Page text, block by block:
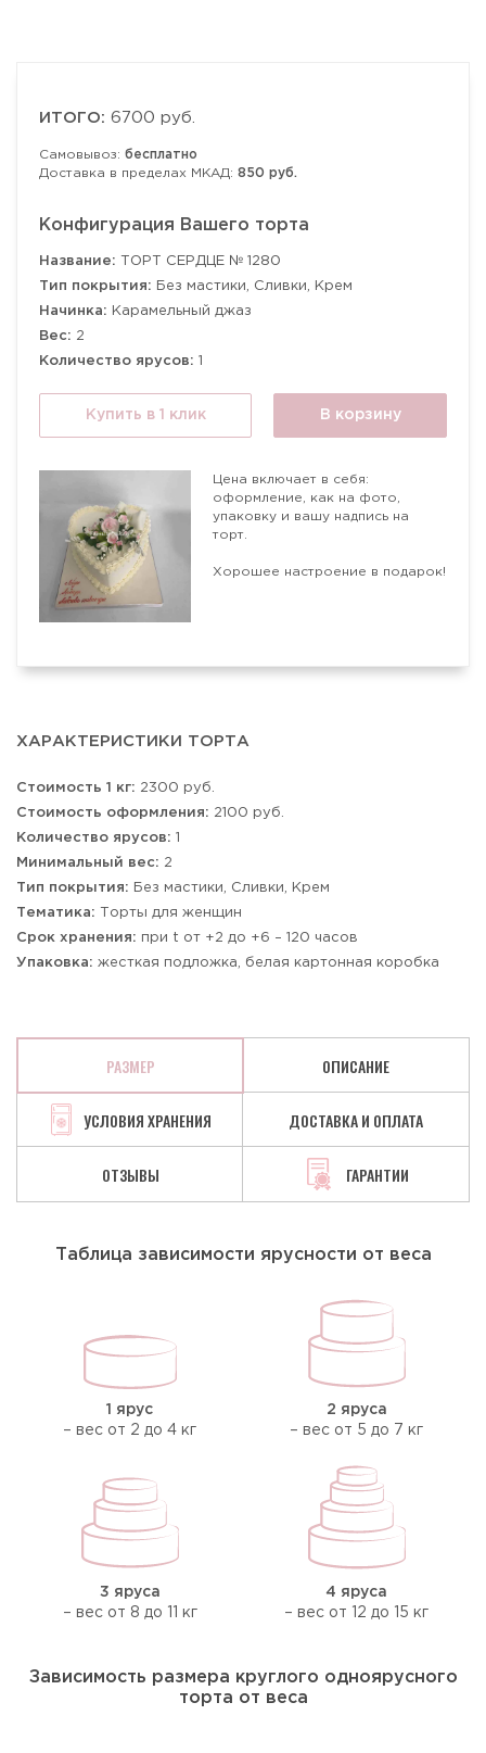
ИТОГО: 6700 руб.
Самовывоз: бесплатно
Доставка в пределах МКАД: 850 руб.
Конфигурация Вашего торта
Название: ТОРТ СЕРДЦЕ № 1280
Тип покрытия: Без мастики, Сливки, Крем
Начинка: Карамельный джаз
Вес: 2
Количество ярусов: 1
Купить в 1 клик В корзину
Цена включает в себя:
оформление, как на фото,
упаковку и вашу надпись на
торт.
Хорошее настроение в подарок!
ХАРАКТЕРИСТИКИ ТОРТА
Стоимость 1 кг: 2300 руб.
Стоимость оформления: 2100 руб.
Количество ярусов: 1
Минимальный вес: 2
Тип покрытия: Без мастики, Сливки, Крем
Тематика: Торты для женщин
Срок хранения: при t от +2 до +6 – 120 часов
Упаковка: жесткая подложка, белая картонная коробка
РАЗМЕР ОПИСАНИЕ
УСЛОВИЯ ХРАНЕНИЯ ДОСТАВКА И ОПЛАТА
ОТЗЫВЫ ГАРАНТИИ
Таблица зависимости ярусности от веса
1 ярус
– вес от 2 до 4 кг
2 яруса
– вес от 5 до 7 кг
3 яруса
– вес от 8 до 11 кг
4 яруса
– вес от 12 до 15 кг
Зависимость размера круглого одноярусного
торта от веса